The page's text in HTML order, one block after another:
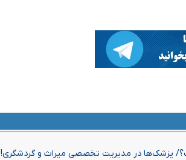
پزشک‌ها در مدیریت تخصصی میراث و گردشگری!